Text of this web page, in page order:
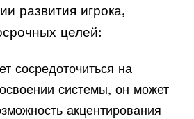
развития игрока,
целей:
сосредоточиться на
системы, он может
акцентирования